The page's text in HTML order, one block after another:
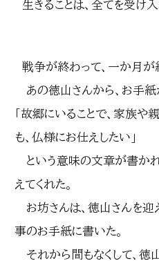
生きることは、全てを受け入
戦争が終わって、一か月が
あの徳山さんから、お手紙
「故郷にいることで、家族や
も、仏様にお仕えしたい」
という意味の文章が書か
えてくれた。
お坊さんは、徳山さんを迎
事のお手紙に書いた。
それから間もなくして、徳